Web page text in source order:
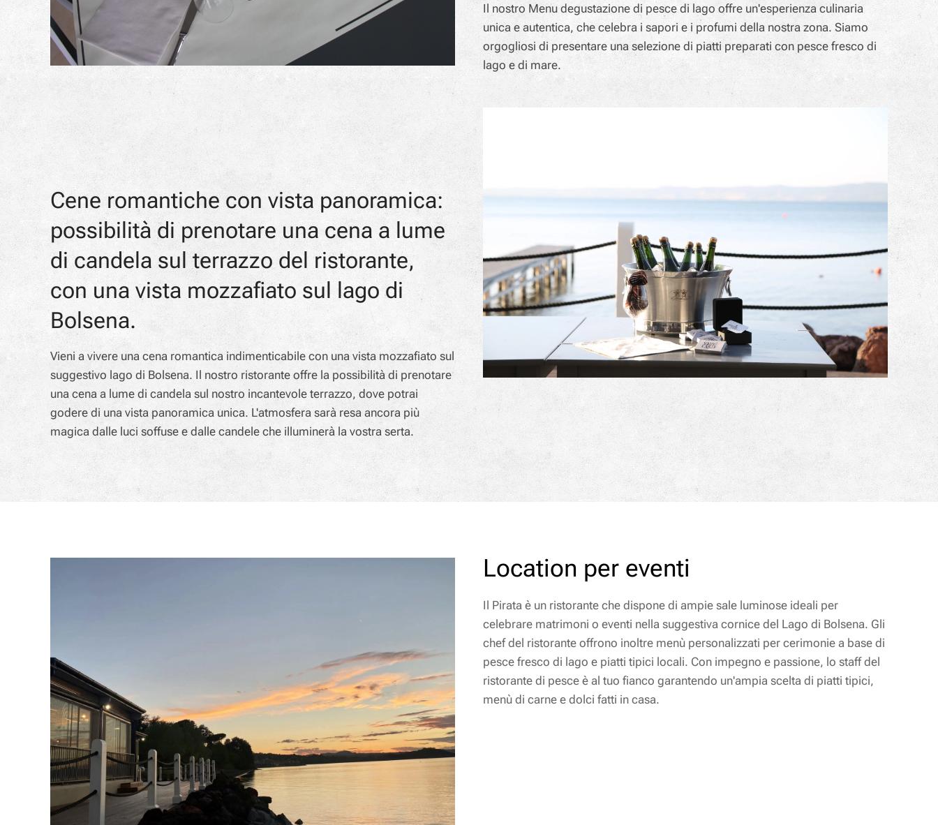
Il nostro Menu degustazione di pesce di lago offre un'esperienza culinaria
unica e autentica, che celebra i sapori e i profumi della nostra zona. Siamo
orgogliosi di presentare una selezione di piatti preparati con pesce fresco di
lago e di mare.
Cene romantiche con vista panoramica:
possibilità di prenotare una cena a lume
di candela sul terrazzo del ristorante,
con una vista mozzafiato sul lago di
Bolsena.
Vieni a vivere una cena romantica indimenticabile con una vista mozzafiato sul
suggestivo lago di Bolsena. Il nostro ristorante offre la possibilità di prenotare
una cena a lume di candela sul nostro incantevole terrazzo, dove potrai
godere di una vista panoramica unica. L'atmosfera sarà resa ancora più
magica dalle luci soffuse e dalle candele che illuminerà la vostra serta.
Location per eventi
Il Pirata è un ristorante che dispone di ampie sale luminose ideali per
celebrare matrimoni o eventi nella suggestiva cornice del Lago di Bolsena. Gli
chef del ristorante offrono inoltre menù personalizzati per cerimonie a base di
pesce fresco di lago e piatti tipici locali. Con impegno e passione, lo staff del
ristorante di pesce è al tuo fianco garantendo un'ampia scelta di piatti tipici,
menù di carne e dolci fatti in casa.